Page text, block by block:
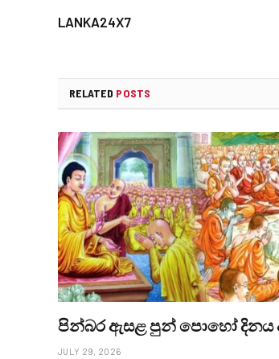
LANKA24X7
RELATED POSTS
පින්බර ඇසළ පුන් පොහෝ දිනය
JULY 29, 2026